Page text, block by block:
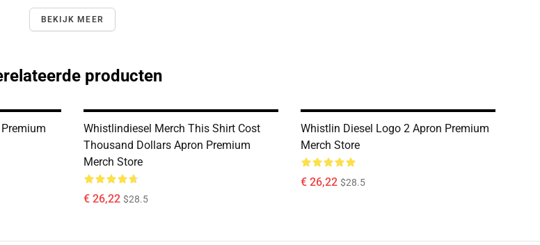
BEKIJK MEER
producten
Whistlindiesel Merch This Shirt Cost
Thousand Dollars Apron Premium
Merch Store
€ 26,22 $28.5
Whistlin Diesel Logo 2 Apron Premium
Merch Store
€ 26,22 $28.5